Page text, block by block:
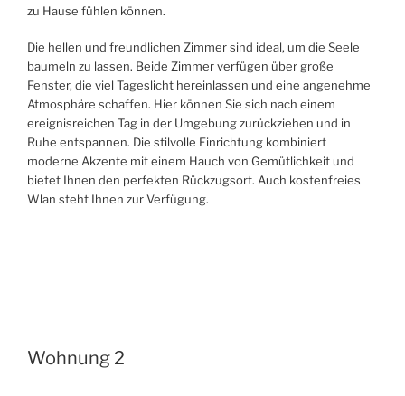
zu Hause fühlen können.
Die hellen und freundlichen Zimmer sind ideal, um die Seele
baumeln zu lassen. Beide Zimmer verfügen über große
Fenster, die viel Tageslicht hereinlassen und eine angenehme
Atmosphäre schaffen. Hier können Sie sich nach einem
ereignisreichen Tag in der Umgebung zurückziehen und in
Ruhe entspannen. Die stilvolle Einrichtung kombiniert
moderne Akzente mit einem Hauch von Gemütlichkeit und
bietet Ihnen den perfekten Rückzugsort. Auch kostenfreies
Wlan steht Ihnen zur Verfügung.
Wohnung 2